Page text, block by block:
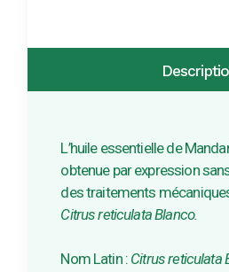
L’huile essentielle de
obtenue par expression
des traitements
Citrus reticulata Blanco.
Nom Latin : Citrus reticulata